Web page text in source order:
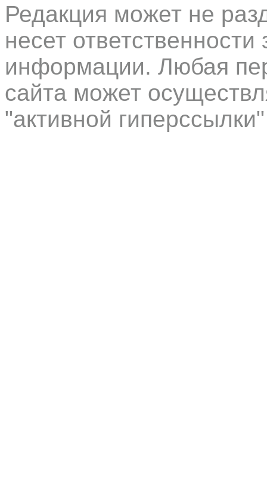
Редакция может не
несет
информации. Любая
сайта может
"активной